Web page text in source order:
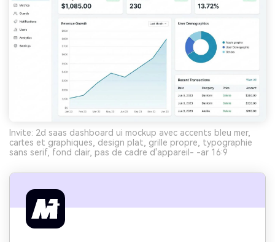
Invite: 2d saas dashboard ui mockup avec accents bleu mer,
cartes et graphiques, design plat, grille propre, typographie
sans serif, fond clair, pas de cadre d'appareil- -ar 16:9